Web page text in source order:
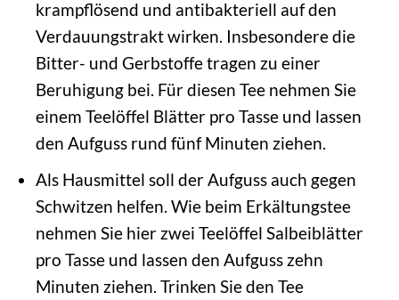
krampflösend und antibakteriell auf den
Verdauungstrakt wirken. Insbesondere die
Bitter- und Gerbstoffe tragen zu einer
Beruhigung bei. Für diesen Tee nehmen Sie
einem Teelöffel Blätter pro Tasse und lassen
den Aufguss rund fünf Minuten ziehen.
Als Hausmittel soll der Aufguss auch gegen
Schwitzen helfen. Wie beim Erkältungstee
nehmen Sie hier zwei Teelöffel Salbeiblätter
pro Tasse und lassen den Aufguss zehn
Minuten ziehen. Trinken Sie den Tee